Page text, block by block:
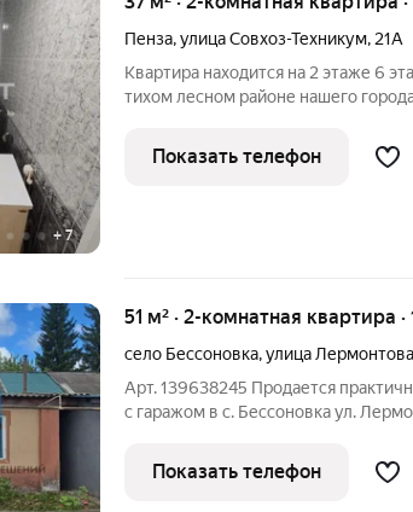
+7
Пенза,улица Совхоз-Техникум, 21А
Квартира находится на 2 этаже 6
тихом лесном районе нашего
кухня в наличии, в личном
Показать телефон
51 м² · 2-комнатная квартира ·
село Бессоновка,улица Лермонтова
Арт. 139638245 Продается
с гаражом в с. Бессоновка ул.
быстрой сделки. Документы готовы
обременения!
Показать телефон